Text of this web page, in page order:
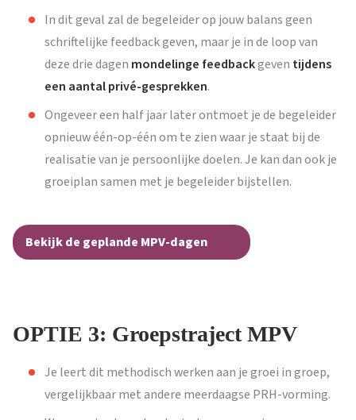
In dit geval zal de begeleider op jouw balans geen
schriftelijke feedback geven, maar je in de loop van
deze drie dagen mondelinge feedbackgeven tijdens
een aantal privé-gesprekken.
Ongeveer een half jaar later ontmoet je de begeleider
opnieuw één-op-één om te zien waar je staat bij de
realisatie van je persoonlijke doelen. Je kan dan ook je
groeiplan samen met je begeleider bijstellen.
Bekijk de geplande MPV-dagen
OPTIE 3: Groepstraject MPV
Je leert dit methodisch werken aan je groei in groep,
vergelijkbaar met andere meerdaagse PRH-vorming.